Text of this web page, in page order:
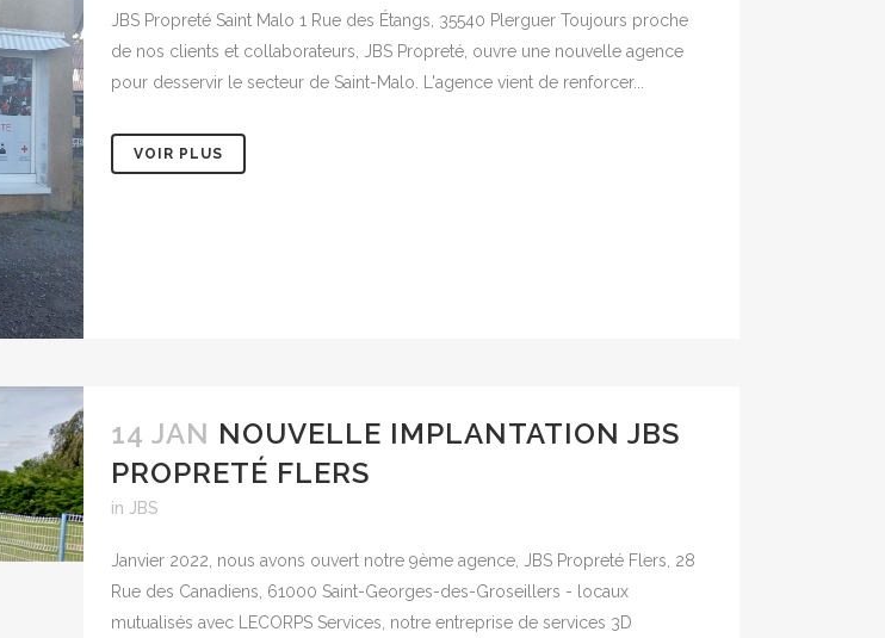
JBS Propreté Saint Malo 1 Rue des Étangs, 35540 Plerguer Toujours proche
de nos clients et collaborateurs, JBS Propreté, ouvre une nouvelle agence
pour desservir le secteur de Saint-Malo. L'agence vient de renforcer...
VOIR PLUS
14 JAN NOUVELLE IMPLANTATION JBS
PROPRETÉ FLERS
in JBS
Janvier 2022, nous avons ouvert notre 9ème agence, JBS Propreté Flers, 28
Rue des Canadiens, 61000 Saint-Georges-des-Groseillers - locaux
mutualisés avec LECORPS Services, notre entreprise de services 3D